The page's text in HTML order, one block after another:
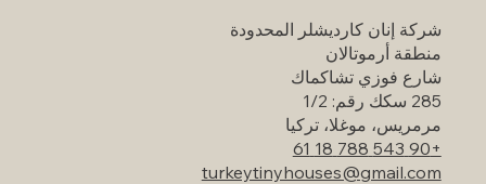
شركة إنان كارديشلر المحدودة
منطقة أرموتالان
شارع فوزي تشاكماك
285 سكك رقم: 1/2
مرمريس، موغلا، تركيا
+90 543 788 18 61
turkeytinyhouses@gmail.com